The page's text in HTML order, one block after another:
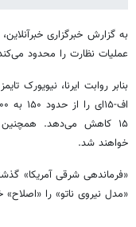
به گزارش خبرگزاری
عملیات نظارت را محدود
۱۵ کاهش می‌دهد.
خواهند شد.
«فرماندهی شرقی آمریکا»
«مدل نیروی ناتو» را «اصلاح»